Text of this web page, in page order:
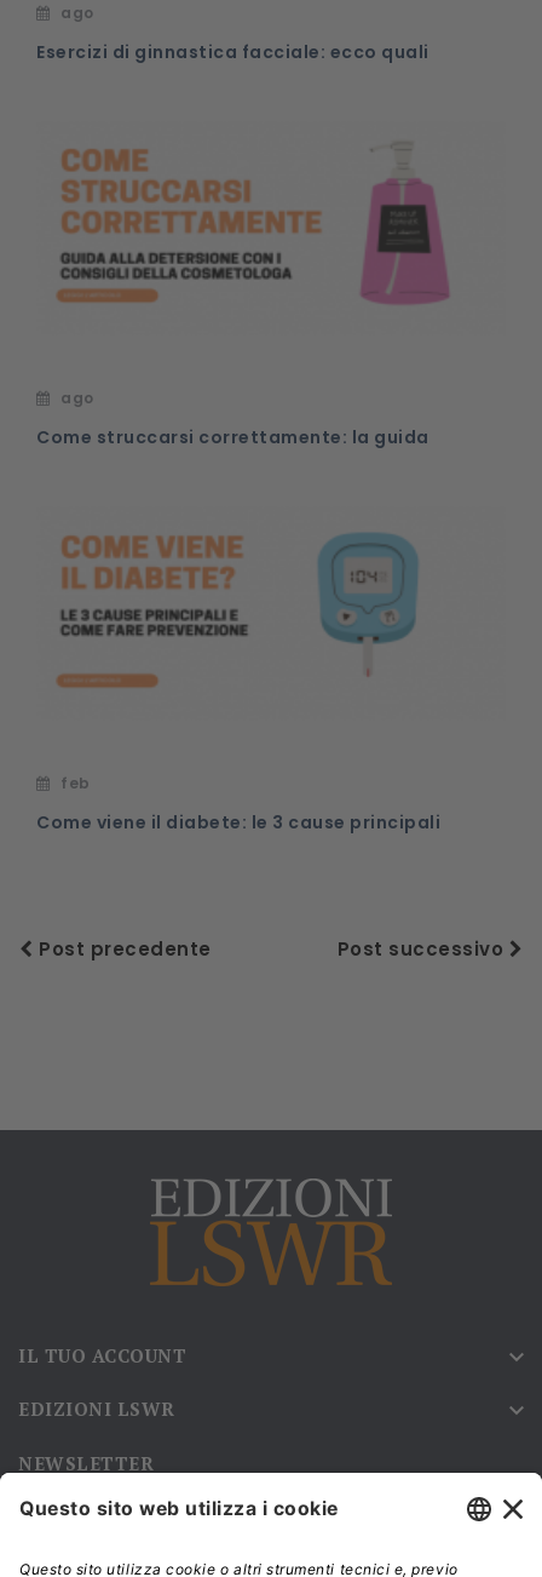
ago
Esercizi di ginnastica facciale: ecco quali
ago
Come struccarsi correttamente: la guida
feb
Come viene il diabete: le 3 cause principali
Post precedente Post successivo
IL TUO ACCOUNT 
EDIZIONI LSWR 
NEWSLETTER
Iscriviti alla nostra newsletter e rimani sempre aggiornato sulle